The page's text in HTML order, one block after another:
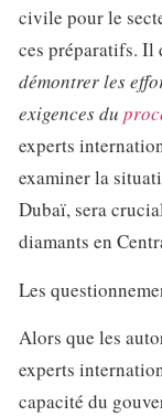
civile pour le
ces préparatifs. Il
démontrer les
exigences du
experts
examiner la
Dubaï, sera
diamants en
Les
Alors que les
experts
capacité du